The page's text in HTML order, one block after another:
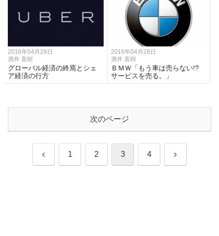
2016年04月29日
酒井 直樹
グローバル経済の終焉とシェ
ア経済の行方
2016年04月28日
酒井 直樹
ＢＭＷ「もう車は売らない!?
サービスを売る。」
次のページ
前 1 2 3 4 次